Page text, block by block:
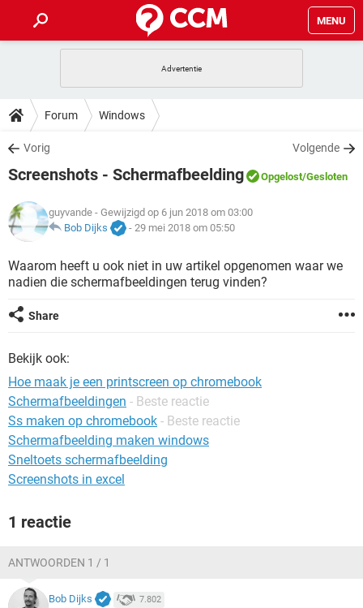
MENU
INSTAGRAM
NETFLIX
GRATIS SNAPCHAT
TIKTOK
HOW-TO
VIDEOBELLEN
GRATIS SNAPCHAT
TIKTOK
DOWNLOADS
VIDEOBELLEN GAMES
INSTAGRAM
NETFLIX CORONAVIRUS
GRATIS SNAPCHAT
TIKTOK
VIDEOBELLEN GAMES
INSTAGRAM
NETFLIX CORONAVIRUS
ARTIKELEN
VIDEOBELLEN GAMES
INSTAGRAM WINDOWS 10
NETFLIX
TIKTOK
Forum Windows
Vorig Volgende
Screenshots - Schermafbeelding Opgelost/Gesloten
guyvande - Gewijzigd op 6 jun 2018 om 03:00
Bob Dijks
- 29 mei 2018 om 05:50
Waarom heeft u ook niet in uw artikel opgenomen waar we
nadien die schermafbeeldingen terug vinden?
Share
Bekijk ook:
Hoe maak je een printscreen op chromebook
Schermafbeeldingen - Beste reactie
Ss maken op chromebook - Beste reactie
Schermafbeelding maken windows
Sneltoets schermafbeelding
Screenshots in excel
1 reactie
ANTWOORDEN 1 / 1
Bob Dijks 7.802